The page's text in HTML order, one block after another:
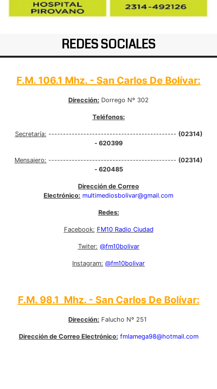
REDES SOCIALES
F.M. 106.1 Mhz. - San Carlos De Bolívar:
Dirección: Dorrego Nº 302
Teléfonos:
Secretaría: -------------------------------------------- (02314)
- 620399
Mensajero: -------------------------------------------- (02314)
- 620485
Dirección de Correo
Electrónico: multimediosbolivar@gmail.com
Redes:
Facebook: FM10 Radio Ciudad
Twiter: @fm10bolivar
Instagram: @fm10bolivar
F.M. 98.1 Mhz. - San Carlos De Bolívar:
Dirección: Falucho Nº 251
Dirección de Correo Electrónico: fmlamega98@hotmail.com